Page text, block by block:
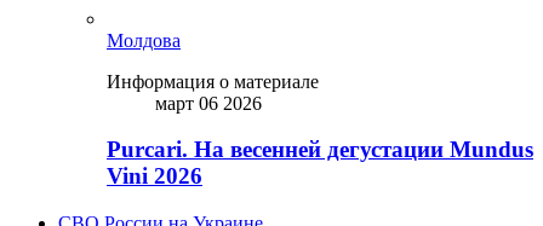
Молдова
Информация о материале
март 06 2026
Purcari. На весенней дегустации Mundus
Vini 2026